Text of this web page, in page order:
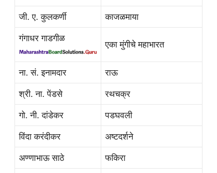
जी. ए. कुलकर्णी काजळमाया
गंगाधर गाडगीळ
एका मुंगीचे महाभारत
ना. सं. इनामदार राऊ
श्री. ना. पेंडसे रथचक्र
गो. नी. दांडेकर पडघवली
विंदा करंदीकर अष्टदर्शने
अण्णाभाऊ साठे फकिरा